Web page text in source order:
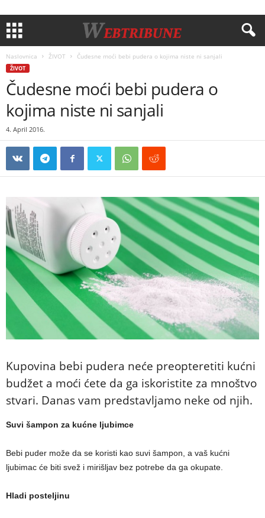
Naslovnica ŽIVOT Čudesne moći bebi pudera o kojima niste ni sanjali
ŽIVOT
Čudesne moći bebi pudera o
kojima niste ni sanjali
4. April 2016.
Kupovina bebi pudera neće preopteretiti kućni
budžet a moći ćete da ga iskoristite za mnoštvo
stvari. Danas vam predstavljamo neke od njih.
Suvi šampon za kućne ljubimce
Bebi puder može da se koristi kao suvi šampon, a vaš kućni
ljubimac će biti svež i mirišljav bez potrebe da ga okupate.
Hladi posteljinu